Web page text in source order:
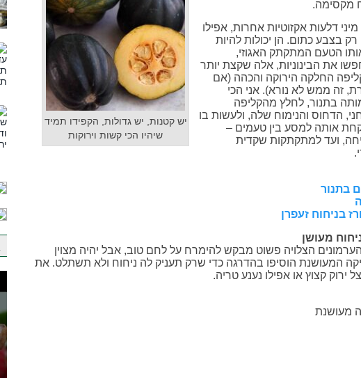
יש קטנות, יש גדולות, הקפידו תמיד
שיהיו הכי קשות וירוקות
מקסימה.
דלעות אקזוטיות אחרות, אפילו
בצבע כתום. הן יכולות להיות
הטעם המתקתק האגוזי,
את הבינוניות, אלה שקצת יותר
החלקה הירוקה והכהה (אם
זה ממש לא נורא). אני הכי
בתנור, לחלץ מהקליפה
הדחוס והנימוח שלה, ולעשות בו
אותה למסע בין טעמים –
ועד למתקתקות שקדית
בתנור
בניחוח זעפרן
מעושן
הצלויה פשוט מבקש להימרח על לחם טוב, אבל יהיה מצוין
המעושנת הוסיפו בהדרגה כדי שרק תעניק לה ניחוח ולא תשתלט. את
קצוץ או אפילו נענע טריה.